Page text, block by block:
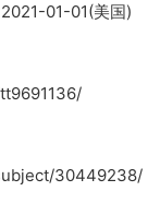
01-01(美国)
30449238/